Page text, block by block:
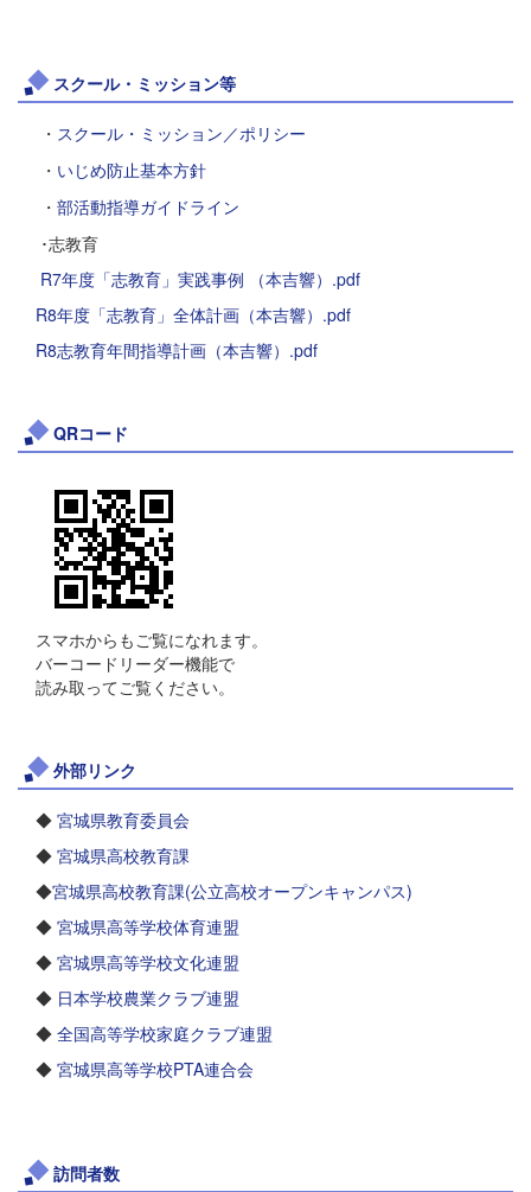
スクール・ミッション等
・ スクール・ミッション／ポリシー
・ いじめ防止基本方針
・ 部活動指導ガイドライン
･志教育
R7年度「志教育」実践事例 （本吉響）.pdf
R8年度「志教育」全体計画（本吉響）.pdf
R8志教育年間指導計画（本吉響）.pdf
QRコード
スマホからもご覧になれます。
バーコードリーダー機能で
読み取ってご覧ください。
外部リンク
◆ 宮城県教育委員会
◆ 宮城県高校教育課
◆宮城県高校教育課(公立高校オープンキャンパス)
◆ 宮城県高等学校体育連盟
◆ 宮城県高等学校文化連盟
◆ 日本学校農業クラブ連盟
◆ 全国高等学校家庭クラブ連盟
◆ 宮城県高等学校PTA連合会
訪問者数